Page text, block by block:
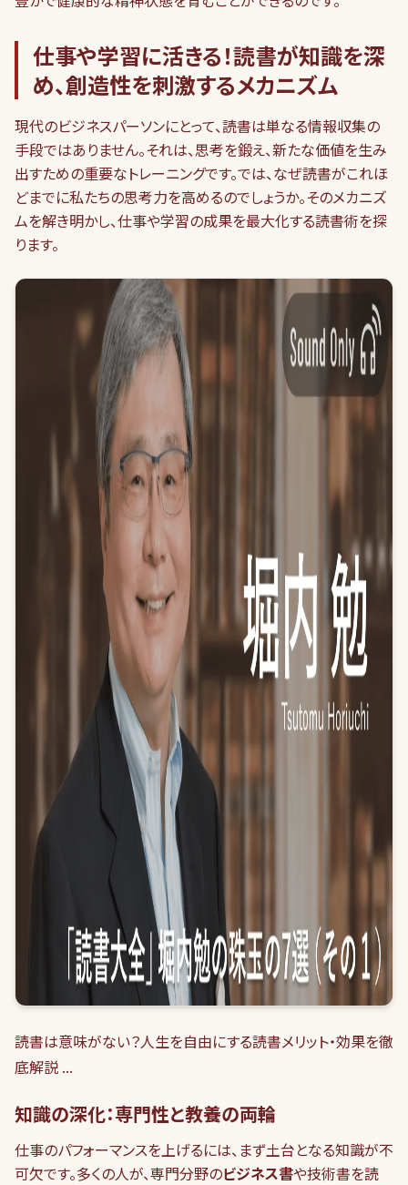
仕事や学習に活きる！読書が知識を深
め、創造性を刺激するメカニズム
現代のビジネスパーソンにとって、読書は単なる情報収集の
手段ではありません。それは、思考を鍛え、新たな価値を生み
出すための重要なトレーニングです。では、なぜ読書がこれほ
どまでに私たちの思考力を高めるのでしょうか。そのメカニズ
ムを解き明かし、仕事や学習の成果を最大化する読書術を探
ります。
読書は意味がない？人生を自由にする読書メリット・効果を徹
底解説 ...
知識の深化：専門性と教養の両輪
仕事のパフォーマンスを上げるには、まず土台となる知識が不
可欠です。多くの人が、専門分野のビジネス書や技術書を読